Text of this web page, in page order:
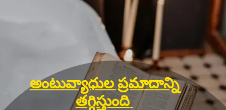
అంటువ్యాధుల ప్రమాదాన్ని
తగ్గిస్తుంది